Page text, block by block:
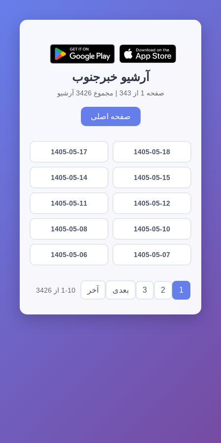
آرشیو خبرجنوب
صفحه 1 از 343 | مجموع 3426 آرشیو
صفحه اصلی
1405-05-18
1405-05-17
1405-05-15
1405-05-14
1405-05-12
1405-05-11
1405-05-10
1405-05-08
1405-05-07
1405-05-06
1
2
3 بعدی آخر 1-10 از 3426